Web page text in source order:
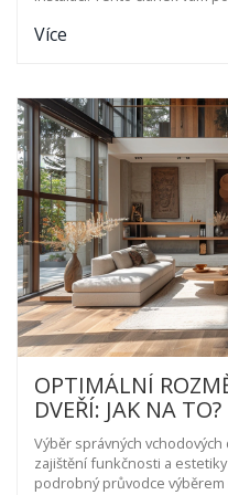
materiálu a informace o tom,
Více
OPTIMÁLNÍ
DVEŘÍ: JAK NA TO?
Výběr správných
zajištění funkčnosti a
podrobný průvodce